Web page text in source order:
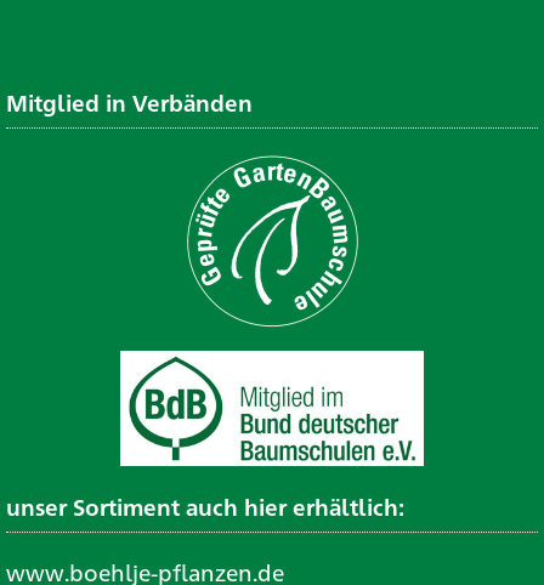
Mitglied in Verbänden
unser Sortiment auch hier erhältlich:
www.boehlje-pflanzen.de